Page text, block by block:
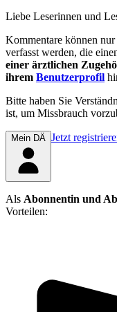
Liebe Leserinnen und
Kommentare können
verfasst werden, die
einer ärztlichen
ihrem Benutzerprofil
Bitte haben Sie
ist, um Missbrauch
Mein DÄ Jetzt
Als Abonnentin und
Vorteilen: